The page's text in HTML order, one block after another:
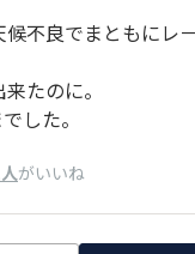
不良でまともにレ
たのに。
した。
がいいね